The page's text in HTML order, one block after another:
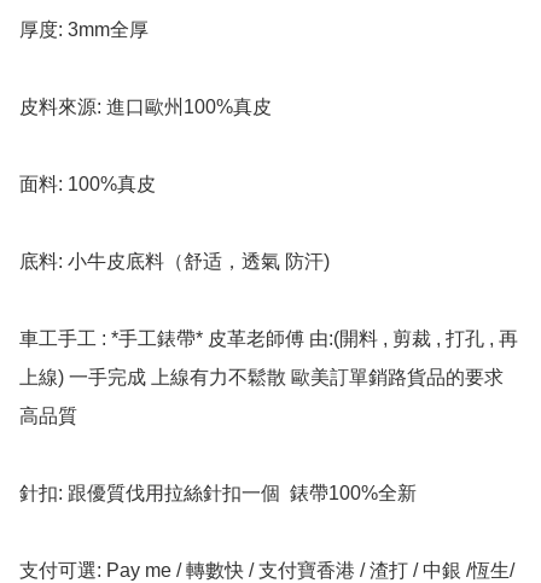
厚度: 3mm全厚
皮料來源: 進口歐州100%真皮
面料: 100%真皮
底料: 小牛皮底料（舒适，透氣 防汗)
車工手工 : *手工錶帶* 皮革老師傅 由:(開料 , 剪裁 , 打孔 , 再
上線) 一手完成 上線有力不鬆散 歐美訂單銷路貨品的要求
高品質
針扣: 跟優質伐用拉絲針扣一個  錶帶100%全新
支付可選: Pay me / 轉數快 / 支付寶香港 / 渣打 / 中銀 /恆生/